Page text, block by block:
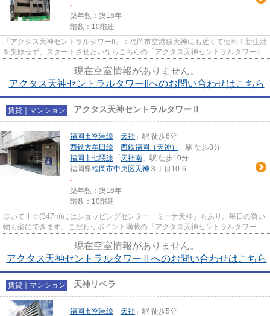
-
築年数：築16年
階数：10階建
『アクタス天神セントラルタワーII』：福岡市空港線天神にも近くて便利！新生活
を失敗せず、スタートさせたいならこちらの「アクタス天神セントラルタワーII」
はいかがでしょうか！料...
現在空室情報がありません。
アクタス天神セントラルタワーIIへのお問い合わせはこちら
賃貸｜マンション アクタス天神セントラルタワーⅡ
福岡市空港線 「天神 」駅 徒歩6分
西鉄大牟田線 「西鉄福岡（天神）
」駅 徒歩8分
福岡市七隈線 「天神南 」駅 徒歩10分
福岡県福岡市中央区天神 ３丁目10-6
-
築年数：築16年
階数：10階建
歩いてすぐ(347m)にはショッピングセンター「ミーナ天神」もあり、毎日の買い
物も楽にできます。こだわりポイント満載の『アクタス天神セントラルタワー
Ⅱ』。地震や火災の対策をしたい...
現在空室情報がありません。
アクタス天神セントラルタワーⅡへのお問い合わせはこちら
賃貸｜マンション 天神リベラ
福岡市空港線 「天神 」駅 徒歩5分